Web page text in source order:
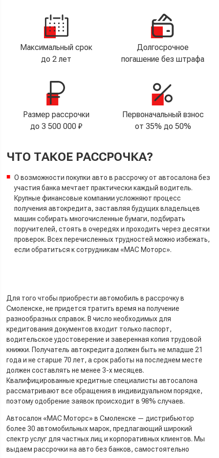
Максимальный срок
до 2 лет
Долгосрочное
погашение без штрафа
Размер рассрочки
до 3 500 000 ₽
Первоначальный взнос
от 35% до 50%
ЧТО ТАКОЕ РАССРОЧКА?
О возможности покупки авто в рассрочку от автосалона без
участия банка мечтает практически каждый водитель.
Крупные финансовые компании усложняют процесс
получения автокредита, заставляя будущих владельцев
машин собирать многочисленные бумаги, подбирать
поручителей, стоять в очередях и проходить через десятки
проверок. Всех перечисленных трудностей можно избежать,
если обратиться к сотрудникам «МАС Моторс».
Для того чтобы приобрести автомобиль в рассрочку в
Смоленске, не придется тратить время на получение
разнообразных справок. В число необходимых для
кредитования документов входит только паспорт,
водительское удостоверение и заверенная копия трудовой
книжки. Получатель автокредита должен быть не младше 21
года и не старше 70 лет, а срок работы на последнем месте
должен составлять не менее 3-х месяцев.
Квалифицированные кредитные специалисты автосалона
рассматривают все обращения в индивидуальном порядке,
поэтому одобрение заявок происходит в 98% случаев.
Автосалон «МАС Моторс» в Смоленске — дистрибьютор
более 30 автомобильных марок, предлагающий широкий
спектр услуг для частных лиц и корпоративных клиентов. Мы
выдаем рассрочки на авто без банков, самостоятельно